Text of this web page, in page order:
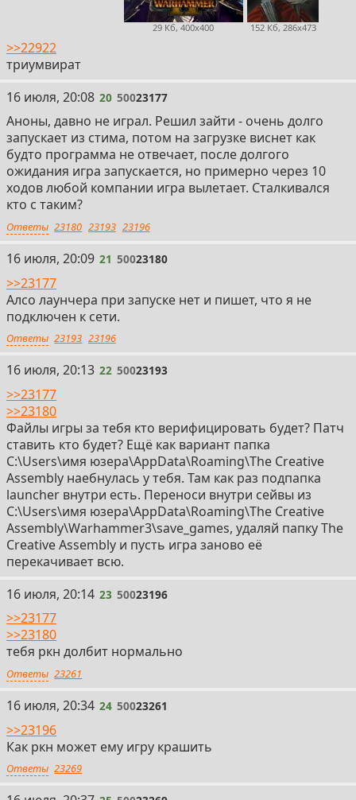
29 Кб, 400x400 152 Кб, 286x473
>>22922
триумвират
20
16 июля, 20:08 20 50023177
Аноны, давно не играл. Решил зайти - очень долго
запускает из стима, потом на загрузке виснет как
будто программа не отвечает, после долгого
ожидания игра запускается, но примерно через 10
ходов любой компании игра вылетает. Сталкивался
кто с таким?
Ответы 23180 23193 23196
21
16 июля, 20:09 21 50023180
>>23177
Алсо лаунчера при запуске нет и пишет, что я не
подключен к сети.
Ответы 23193 23196
22
16 июля, 20:13 22 50023193
>>23177
>>23180
Файлы игры за тебя кто верифицировать будет? Патч
ставить кто будет? Ещё как вариант папка
C:\Users\имя юзера\AppData\Roaming\The Creative
Assembly наебнулась у тебя. Там как раз подпапка
launcher внутри есть. Переноси внутри сейвы из
C:\Users\имя юзера\AppData\Roaming\The Creative
Assembly\Warhammer3\save_games, удаляй папку The
Creative Assembly и пусть игра заново её
перекачивает всю.
23
16 июля, 20:14 23 50023196
>>23177
>>23180
тебя ркн долбит нормально
Ответы 23261
24
16 июля, 20:34 24 50023261
>>23196
Как ркн может ему игру крашить
Ответы 23269